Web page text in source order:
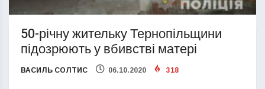
50-річну жительку Тернопільщини
підозрюють у вбивстві матері
ВАСИЛЬ СОЛТИС 06.10.2020 318